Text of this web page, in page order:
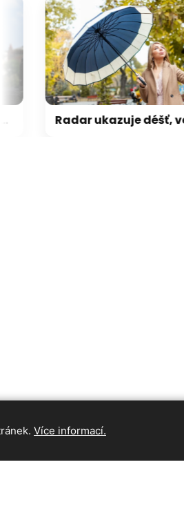
Více informací.